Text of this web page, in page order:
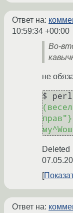
Ответ на:
10:59:34 +00:00
Во-
не
$
Deleted
Ответ на: